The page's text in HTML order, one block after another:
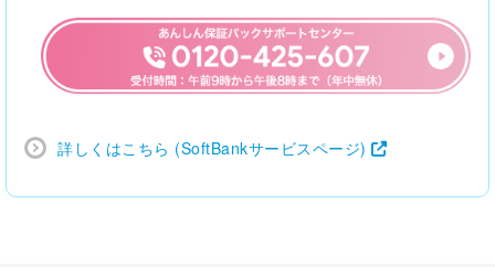
詳しくはこちら (SoftBankサービスページ)